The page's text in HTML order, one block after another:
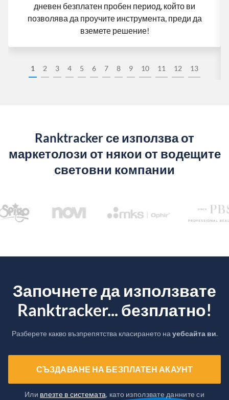
1 2 3 4 5 6 7 8 9 10 11 12 13
дневен безплатен пробен период, който ви
позволява да проучите инструмента, преди да
вземете решение!
Ranktracker се използва от
маркетолози от някои от водещите
световни компании
Започнете да използвате
Ranktracker... безплатно!
Разберете какво възпрепятства класирането на уебсайта ви.
СЪЗДАВАНЕ НА БЕЗПЛАТЕН АКАУНТ
Или влезте в системата, като използвате данните си